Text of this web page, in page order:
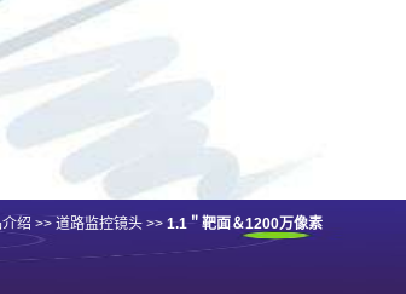
绍 >>道路监控镜头 >>1.1＂靶面＆1200万像素